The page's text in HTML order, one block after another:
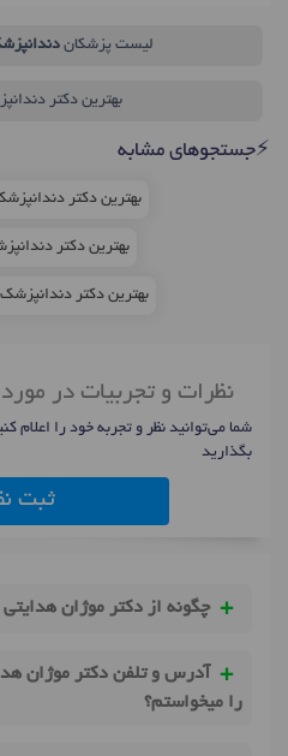
لیست پزشکان
بهترین دکتر
⚡جستجوهای مشابه
بهترین دکتر
بهترین دکتر
بهترین دکتر دندانپزشک در
نظرات و تجربیات در
شما می‌توانید نظر و تجربه خود را اعلام
بگذارید
ثبت
چگونه از دکتر موژان
آدرس و تلفن دکتر موژان
را میخواستم؟